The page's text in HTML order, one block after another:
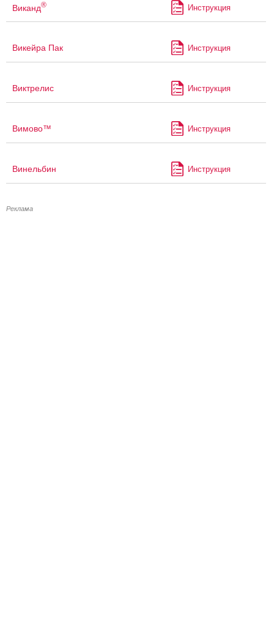
Виканд® Инструкция
Викейра Пак Инструкция
Виктрелис Инструкция
Вимово™ Инструкция
Винельбин Инструкция
Реклама